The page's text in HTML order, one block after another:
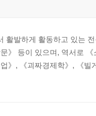
활발하게 활동하고 있는
》 등이 있으며, 역서로
》, 《괴짜경제학》, 《